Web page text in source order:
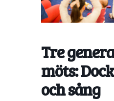
Tre
möts:
och sång